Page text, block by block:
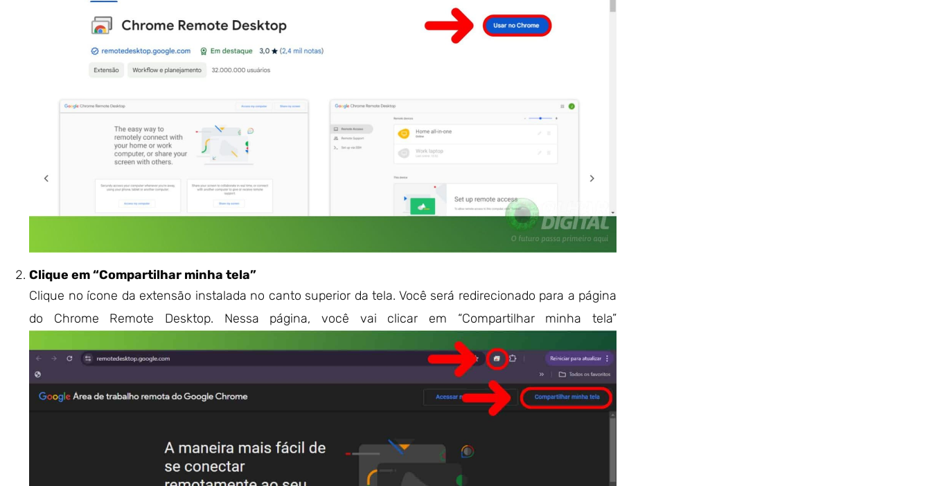
Clique em “Compartilhar minha tela”
Clique no ícone da extensão instalada no canto superior da tela. Você será redirecionado para a página
do Chrome Remote Desktop. Nessa página, você vai clicar em “Compartilhar minha tela”